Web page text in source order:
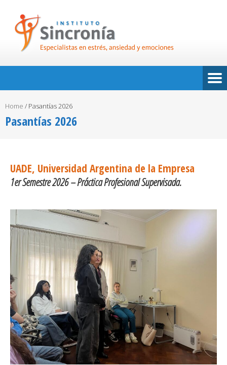
Home / Pasantías 2026
Pasantías 2026
UADE, Universidad Argentina de la Empresa
1er Semestre 2026 – Práctica Profesional Supervisada.